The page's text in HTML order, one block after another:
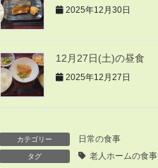
2025年12月30日
12月27日(土)の昼食
2025年12月27日
カテゴリー 日常の食事
タグ 老人ホームの食事